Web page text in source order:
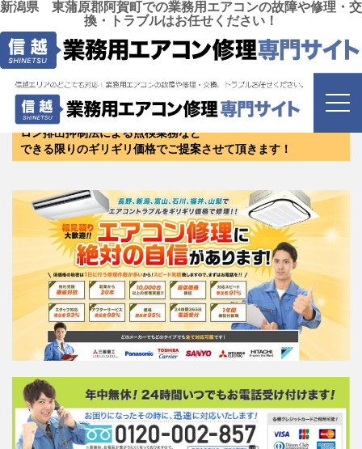
新潟県 東蒲原郡阿賀町での業務用エアコンの故障や修理・交
換・トラブルはお任せください！
新潟県 東蒲原郡阿賀町にお住まいのお客様は是非お問
い合わせください！
修理・リニューアル・新設・エアコンクリーニング・保守・フ
ロン排出抑制法による点検業務など
できる限りのギリギリ価格でご提案させて頂きます！